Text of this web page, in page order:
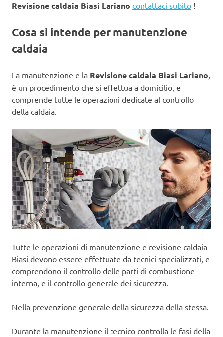
Revisione caldaia Biasi Lariano contattaci subito !
Cosa si intende per manutenzione
caldaia
La manutenzione e la Revisione caldaia Biasi Lariano,
è un procedimento che si effettua a domicilio, e
comprende tutte le operazioni dedicate al controllo
della caldaia.
Tutte le operazioni di manutenzione e revisione caldaia
Biasi devono essere effettuate da tecnici specializzati, e
comprendono il controllo delle parti di combustione
interna, e il controllo generale dei sicurezza.
Nella prevenzione generale della sicurezza della stessa.
Durante la manutenzione il tecnico controlla le fasi della